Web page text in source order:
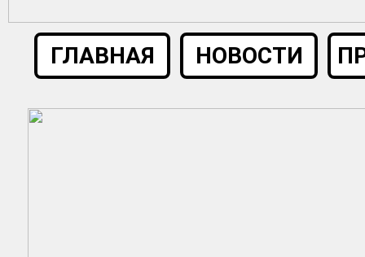
ГЛАВНАЯ НОВОСТИ